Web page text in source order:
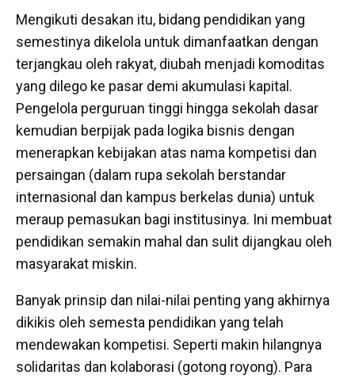
Mengikuti desakan itu, bidang pendidikan yang
semestinya dikelola untuk dimanfaatkan dengan
terjangkau oleh rakyat, diubah menjadi komoditas
yang dilego ke pasar demi akumulasi kapital.
Pengelola perguruan tinggi hingga sekolah dasar
kemudian berpijak pada logika bisnis dengan
menerapkan kebijakan atas nama kompetisi dan
persaingan (dalam rupa sekolah berstandar
internasional dan kampus berkelas dunia) untuk
meraup pemasukan bagi institusinya. Ini membuat
pendidikan semakin mahal dan sulit dijangkau oleh
masyarakat miskin.
Banyak prinsip dan nilai-nilai penting yang akhirnya
dikikis oleh semesta pendidikan yang telah
mendewakan kompetisi. Seperti makin hilangnya
solidaritas dan kolaborasi (gotong royong). Para